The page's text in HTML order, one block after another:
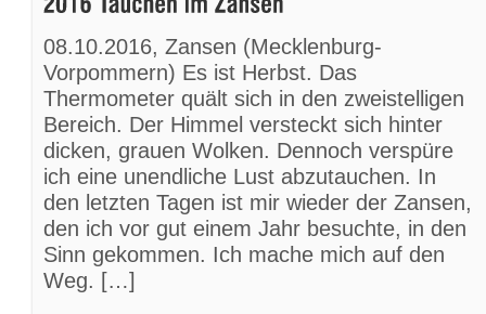
08.10.2016, Zansen (Mecklenburg-
Vorpommern) Es ist Herbst. Das
Thermometer quält sich in den zweistelligen
Bereich. Der Himmel versteckt sich hinter
dicken, grauen Wolken. Dennoch verspüre
ich eine unendliche Lust abzutauchen. In
den letzten Tagen ist mir wieder der Zansen,
den ich vor gut einem Jahr besuchte, in den
Sinn gekommen. Ich mache mich auf den
Weg. […]